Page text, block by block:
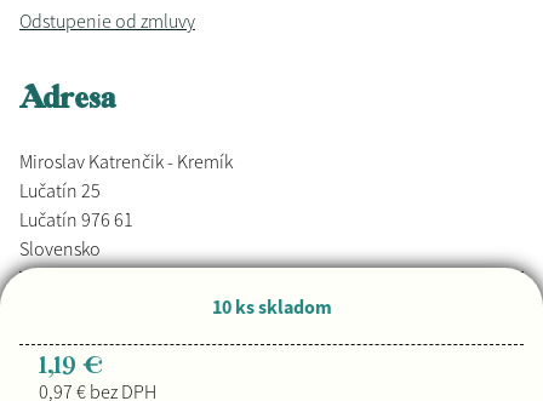
10 ks skladom
1,19 €
0,97 € bez DPH
Odstupenie od zmluvy
Adresa
Miroslav Katrenčik - Kremík
Lučatín 25
Lučatín 976 61
Slovensko